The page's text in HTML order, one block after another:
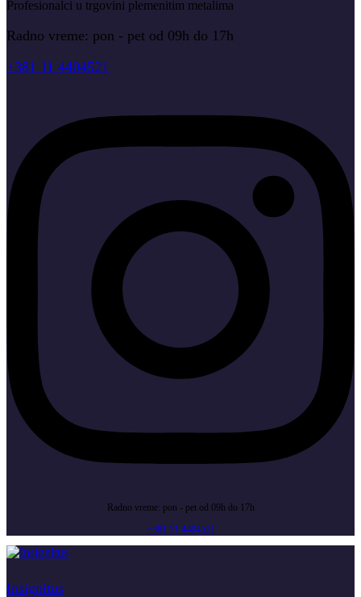
Profesionalci u trgovini plemenitim metalima
Radno vreme: pon - pet od 09h do 17h
+381 11 4404521
Radno vreme: pon - pet od 09h do 17h
+381 11 4404521
Insignitus